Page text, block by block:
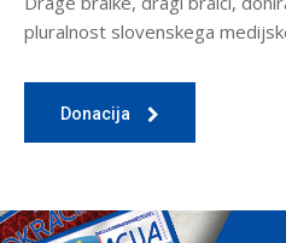
pluralnost slovenskega
Donacija